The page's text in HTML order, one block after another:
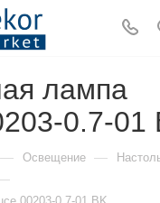
лампа
0.7-01
— Освещение —